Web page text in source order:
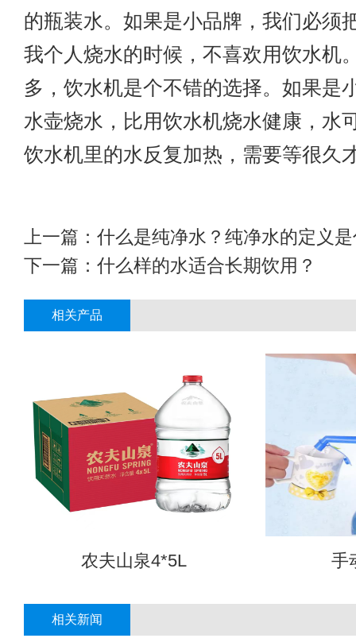
的瓶装水。如果是小品牌，我们必须
我个人烧水的时候，不喜欢用饮水机
多，饮水机是个不错的选择。如果是
水壶烧水，比用饮水机烧水健康，水
饮水机里的水反复加热，需要等很久
上一篇： 什么是纯净水？纯净水的定义
下一篇： 什么样的水适合长期饮用？
相关产品
农夫山泉4*5L 手
相关新闻